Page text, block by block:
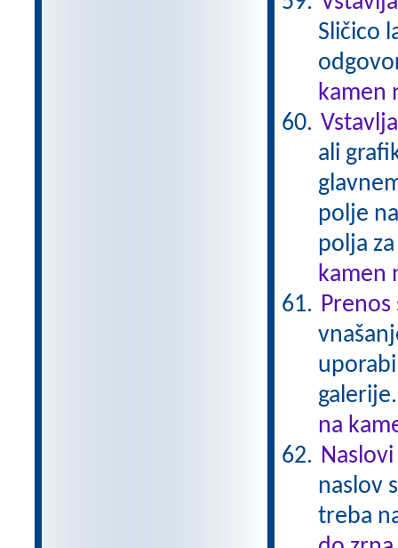
Sličico
kamen
ali
polje
polja
kamen
na
naslov
treba